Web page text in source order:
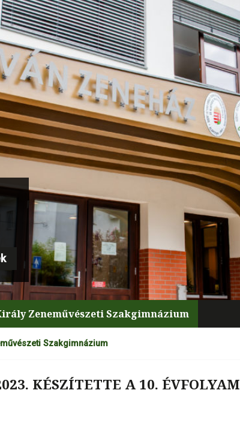
Zeneművészeti Szakgimnázium
Szakgimnázium
KÉSZÍTETTE A 10. ÉVFOLYAM